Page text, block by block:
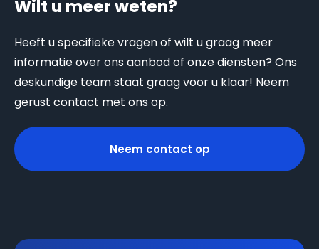
Wilt u meer weten?
Heeft u specifieke vragen of wilt u graag meer
informatie over ons aanbod of onze diensten? Ons
deskundige team staat graag voor u klaar! Neem
gerust contact met ons op.
Neem contact op